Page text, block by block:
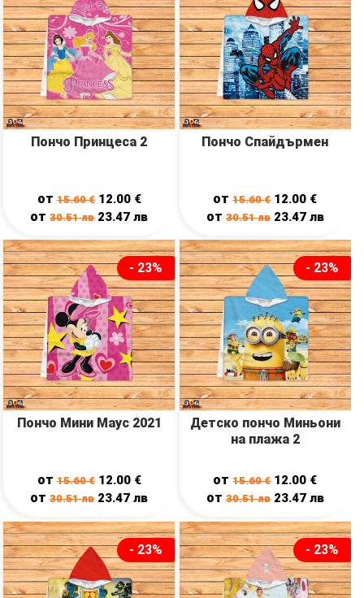
Пончо Принцеса 2
от15.60€ 12.00 €
от30.51лв 23.47лв
Пончо Спайдърмен
от15.60€ 12.00 €
от 30.51лв 23.47 лв
- 23%
Пончо Мини Маус 2021
от15.60€ 12.00 €
от30.51лв 23.47лв
- 23%
Детско пончо Миньони
на плажа 2
от15.60€ 12.00 €
от 30.51лв 23.47 лв
- 23% - 23%